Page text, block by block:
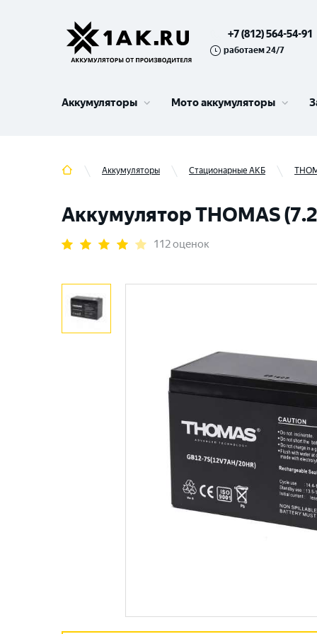
+7 (812) 564-54-91
работаем 24/7
Аккумуляторы Мото аккумуляторы
Аккумуляторы Стационарные АКБ
Аккумулятор THOMAS
112 оценок